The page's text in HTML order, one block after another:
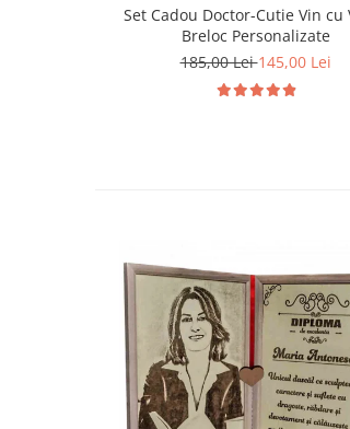
Set Cadou Doctor-Cutie Vin cu
Breloc Personalizate
185,00 Lei145,00 Lei